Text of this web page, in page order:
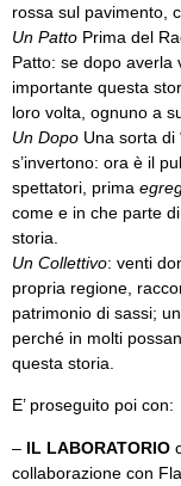
rossa sul pavimento,
Un Patto Prima del
Patto: se dopo averla
importante questa
loro volta, ognuno a
Un Dopo Una sorta di
s’invertono: ora è il
spettatori, prima
come e in che parte
storia.
Un Collettivo: venti
propria regione,
patrimonio di sassi;
perché in molti
questa storia.
E’ proseguito poi con:
– IL LABORATORIO
collaborazione con